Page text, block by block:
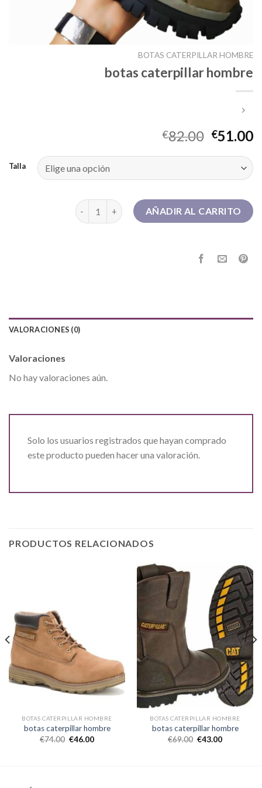
BOTAS CATERPILLAR HOMBRE
botas caterpillar hombre
€82.00 €51.00
Talla
botas caterpillar hombre cantidad
AÑADIR AL CARRITO
VALORACIONES (0)
Valoraciones
No hay valoraciones aún.
Solo los usuarios registrados que hayan comprado
este producto pueden hacer una valoración.
PRODUCTOS RELACIONADOS
BOTAS CATERPILLAR HOMBRE
botas caterpillar hombre
€74.00 €46.00
BOTAS CATERPILLAR HOMBRE
botas caterpillar hombre
€69.00 €43.00